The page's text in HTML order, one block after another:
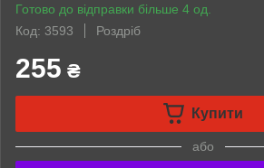
Готово до відправки більше 4 од.
Код: 3593
Роздріб
255 ₴
Купити
або